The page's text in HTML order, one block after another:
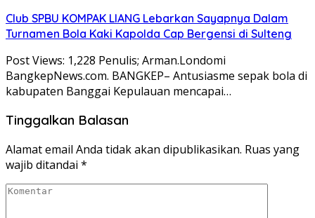
Club SPBU KOMPAK LIANG Lebarkan Sayapnya Dalam
Turnamen Bola Kaki Kapolda Cap Bergensi di Sulteng
Post Views: 1,228 Penulis; Arman.Londomi
BangkepNews.com. BANGKEP– Antusiasme sepak bola di
kabupaten Banggai Kepulauan mencapai…
Tinggalkan Balasan
Alamat email Anda tidak akan dipublikasikan. Ruas yang
wajib ditandai *